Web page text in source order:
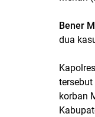
Bener
dua
korban